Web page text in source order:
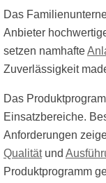
Das
Anbieter
setzen namhafte
Zuverlässigkeit
Das
Einsatzbereiche.
Anforderungen
Qualitätund
Produktprogramm